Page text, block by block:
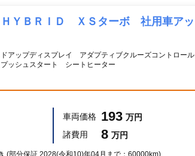
ＹＢＲＩＤ ＸＳターボ 社用車アッ
ップディスプレイ アダプティブクルーズコントロール
ッシュスタート シートヒーター
車両価格 193 万円
諸費用
8 万円
(部分保証 2028(令和10)年04月まで：60000km)